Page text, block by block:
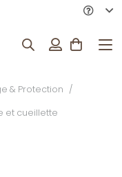
& Protection /
et cueillette